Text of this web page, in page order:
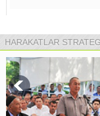
HARAKATLAR